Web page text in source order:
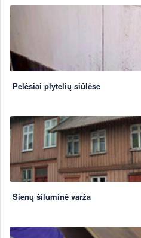
Pelėsiai plytelių siūlėse
Sienų šiluminė varža